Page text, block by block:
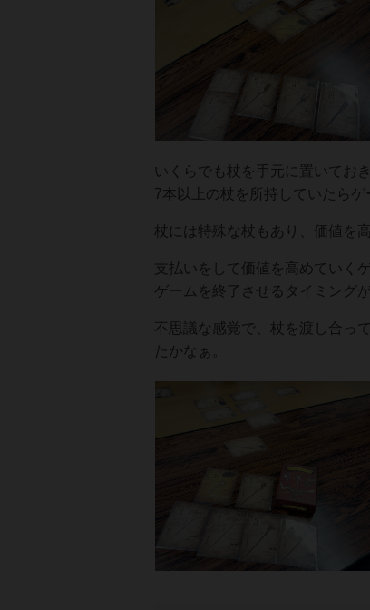
いくらでも杖を手元に置いてお
7本以上の杖を所持していたらゲ
杖には特殊な杖もあり、価値を
支払いをして価値を高めていく
ゲームを終了させるタイミング
不思議な感覚で、杖を渡し合っ
たかなぁ。